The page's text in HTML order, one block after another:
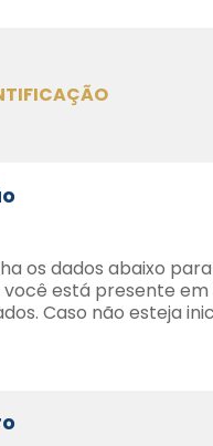
os dados abaixo para
está presente em
Caso não esteja